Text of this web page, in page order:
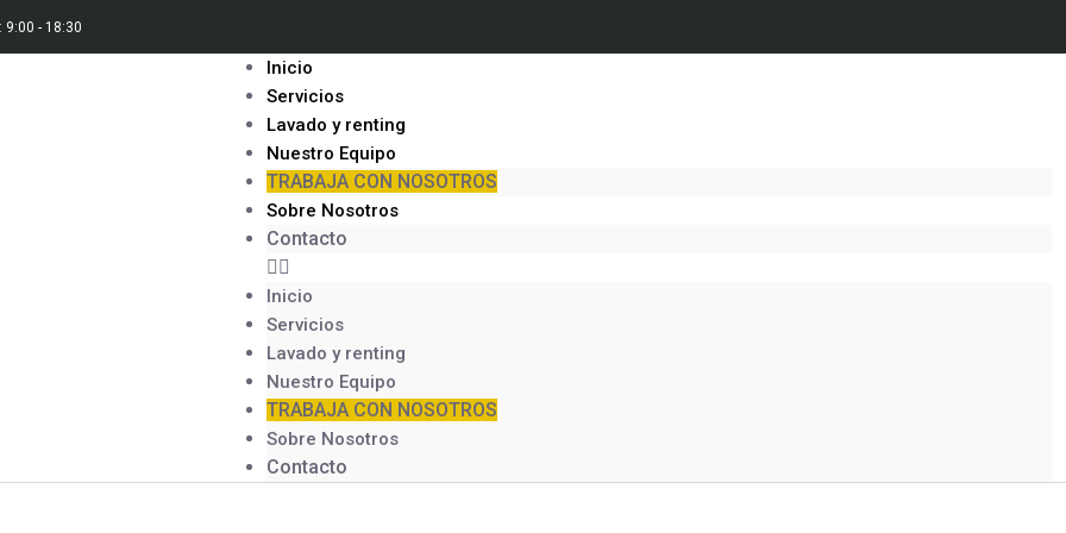
9:00 - 18:30
Inicio
Servicios
Lavado y renting
Nuestro Equipo
TRABAJA CON NOSOTROS
Sobre Nosotros
Contacto
Inicio
Servicios
Lavado y renting
Nuestro Equipo
TRABAJA CON NOSOTROS
Sobre Nosotros
Contacto